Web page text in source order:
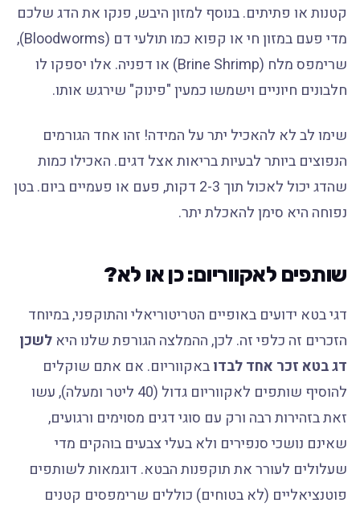
קטנות או פתיתים. בנוסף למזון היבש, פנקו את הדג שלכם
מדי פעם במזון חי או קפוא כמו תולעי דם (Bloodworms),
שרימפס מלח (Brine Shrimp) או דפניה. אלו יספקו לו
חלבונים חיוניים וישמשו כמעין "פינוק" שירגש אותו.
שימו לב לא להאכיל יתר על המידה! זהו אחד הגורמים
הנפוצים ביותר לבעיות בריאות אצל דגים. האכילו כמות
שהדג יכול לאכול תוך 2-3 דקות, פעם או פעמיים ביום. בטן
נפוחה היא סימן להאכלת יתר.
שותפים לאקווריום: כן או לא?
דגי בטא ידועים באופיים הטריטוריאלי והתוקפני, במיוחד
הזכרים זה כלפי זה. לכן, ההמלצה הגורפת שלנו היאלשכן
דג בטא זכר אחד לבדובאקווריום. אם אתם שוקלים
להוסיף שותפים לאקווריום גדול (40 ליטר ומעלה), עשו
זאת בזהירות רבה ורק עם סוגי דגים מסוימים ורגועים,
שאינם נושכי סנפירים ולא בעלי צבעים בוהקים מדי
שעלולים לעורר את תוקפנות הבטא. דוגמאות לשותפים
פוטנציאליים (לא בטוחים) כוללים שרימפסים קטנים